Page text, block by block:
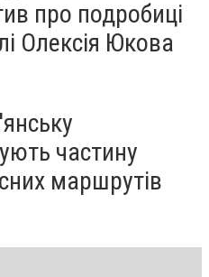
про подробиці
Олексія Юкова
частину
маршрутів